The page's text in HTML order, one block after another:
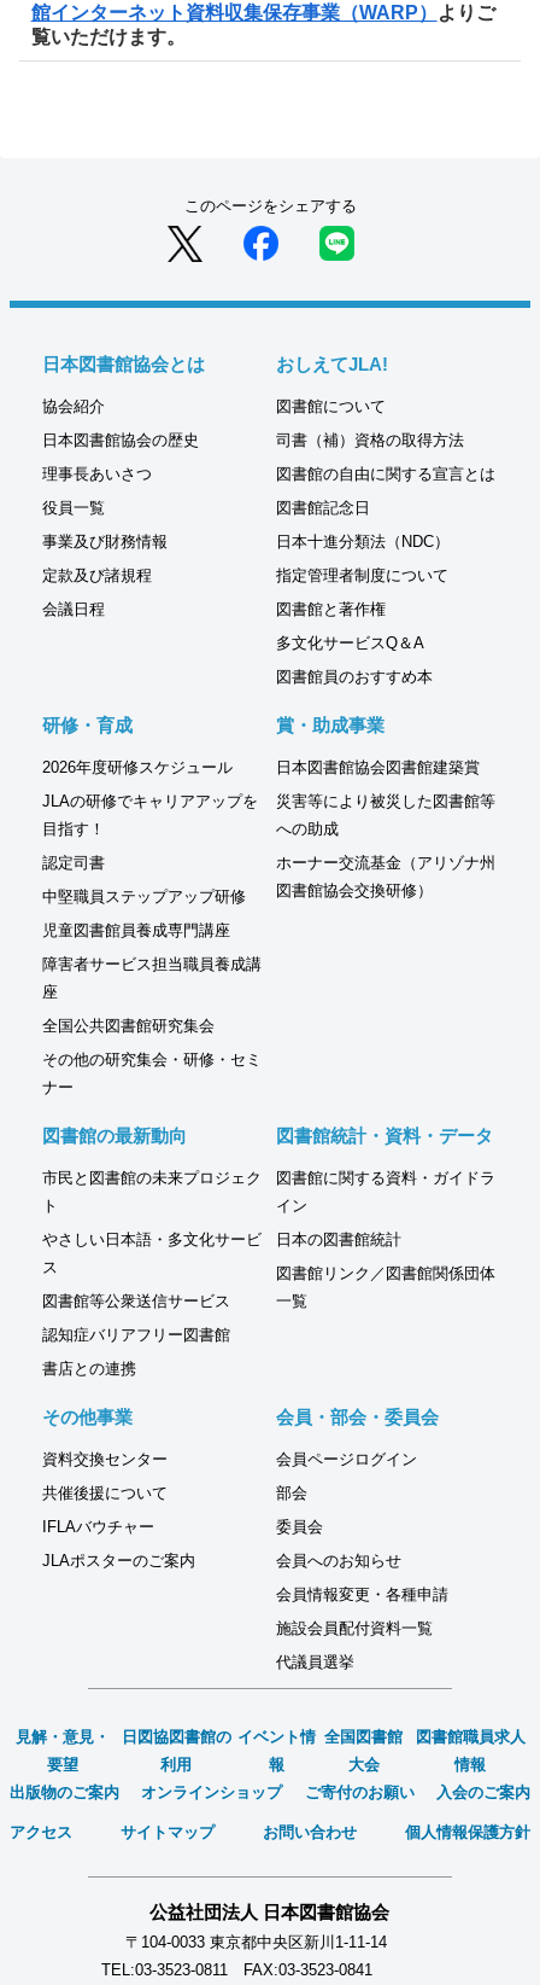
館インターネット資料収集保存事業（WARP）
よりご
覧いただけます。
このページをシェアする
日本図書館協会とは
協会紹介
日本図書館協会の歴史
理事長あいさつ
役員一覧
事業及び財務情報
定款及び諸規程
会議日程
おしえてJLA!
図書館について
司書（補）資格の取得方法
図書館の自由に関する宣言とは
図書館記念日
日本十進分類法（NDC）
指定管理者制度について
図書館と著作権
多文化サービスQ＆A
図書館員のおすすめ本
研修・育成
2026年度研修スケジュール
JLAの研修でキャリアアップを
目指す！
認定司書
中堅職員ステップアップ研修
児童図書館員養成専門講座
障害者サービス担当職員養成講
座
全国公共図書館研究集会
その他の研究集会・研修・セミ
ナー
賞・助成事業
日本図書館協会図書館建築賞
災害等により被災した図書館等
への助成
ホーナー交流基金（アリゾナ州
図書館協会交換研修）
図書館の最新動向
市民と図書館の未来プロジェク
ト
やさしい日本語・多文化サービ
ス
図書館等公衆送信サービス
認知症バリアフリー図書館
書店との連携
図書館統計・資料・データ
図書館に関する資料・ガイドラ
イン
日本の図書館統計
図書館リンク／図書館関係団体
一覧
その他事業
資料交換センター
共催後援について
IFLAバウチャー
JLAポスターのご案内
会員・部会・委員会
会員ページログイン
部会
委員会
会員へのお知らせ
会員情報変更・各種申請
施設会員配付資料一覧
代議員選挙
見解・意見・
要望
日図協図書館の
利用
イベント情
報
全国図書館
大会
図書館職員求人
情報
出版物のご案内
オンラインショップ ご寄付のお願い 入会のご案内
アクセス サイトマップ お問い合わせ 個人情報保護方針
公益社団法人 日本図書館協会
〒104-0033 東京都中央区新川1-11-14
TEL:03-3523-0811 FAX:03-3523-0841